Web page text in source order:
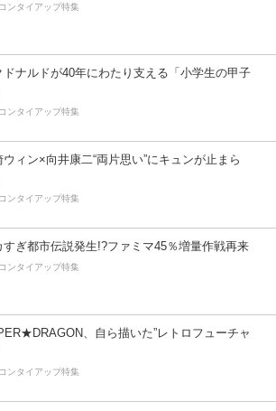
ンタイアップ特集
ドナルドが40年にわたり支える「小学生の甲子
ンタイアップ特集
ウィン×向井康二“両片思い”にキュンが止まら
ンタイアップ特集
すぎ都市伝説発生!?ファミマ45％増量作戦再来
ンタイアップ特集
、自ら描いた”レトロフューチャ
ンタイアップ特集